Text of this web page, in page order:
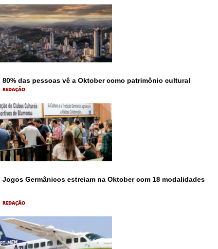
80% das pessoas vê a Oktober como patrimônio cultural
REDAÇÃO
Jogos Germânicos estreiam na Oktober com 18 modalidades
REDAÇÃO